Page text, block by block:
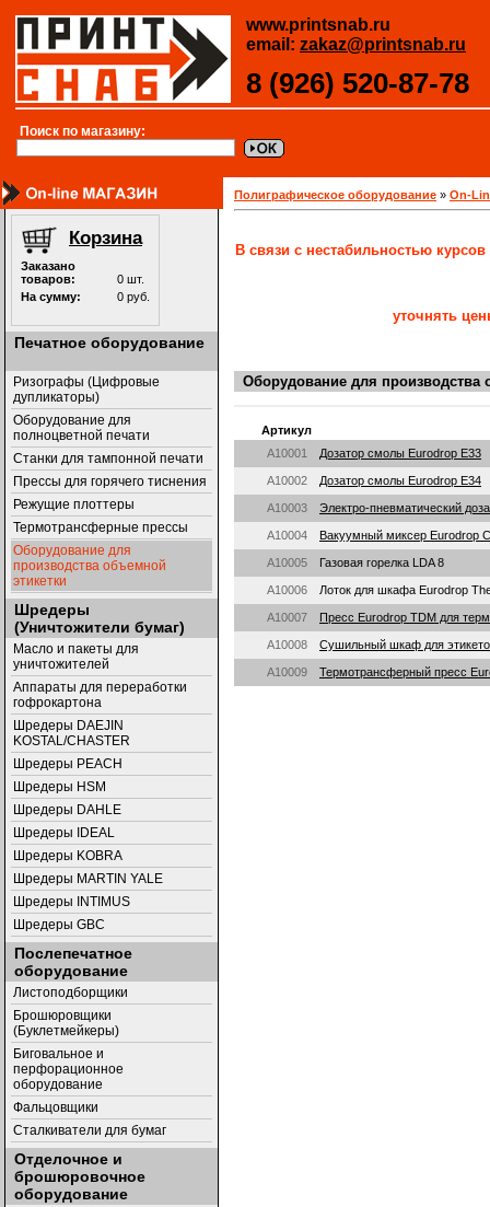
www.printsnab.ru
email: zakaz@printsnab.ru
8 (926) 520-87-78
Поиск по магазину:
Печатное оборудование
Ризографы (Цифровые
дупликаторы)
Оборудование для
полноцветной печати
Станки для тампонной печати
Прессы для горячего тиснения
Режущие плоттеры
Термотрансферные прессы
Оборудование для
производства объемной
этикетки
Шредеры
(Уничтожители бумаг)
Масло и пакеты для
уничтожителей
Аппараты для переработки
гофрокартона
Шредеры DAEJIN
KOSTAL/CHASTER
Шредеры PEACH
Шредеры HSM
Шредеры DAHLE
Шредеры IDEAL
Шредеры KOBRA
Шредеры MARTIN YALE
Шредеры INTIMUS
Шредеры GBC
Послепечатное
оборудование
Листоподборщики
Брошюровщики
(Буклетмейкеры)
Биговальное и
перфорационное
оборудование
Фальцовщики
Сталкиватели для бумаг
Отделочное и
брошюровочное
оборудование
Полиграфическое оборудование » On-
В связи с нестабильностью
уточнять
Оборудование для производства
Артикул
A10001
Дозатор смолы Eurodrop Е33
A10002 Дозатор смолы Eurodrop Е34
A10003 Электро-пневматический
A10004 Вакуумный миксер Eurodrop
A10005 Газовая горелка LDA 8
A10006 Лоток для шкафа Eurodrop
A10007 Пресс Eurodrop TDM для
A10008 Сушильный шкаф для
A10009 Термотрансферный пресс